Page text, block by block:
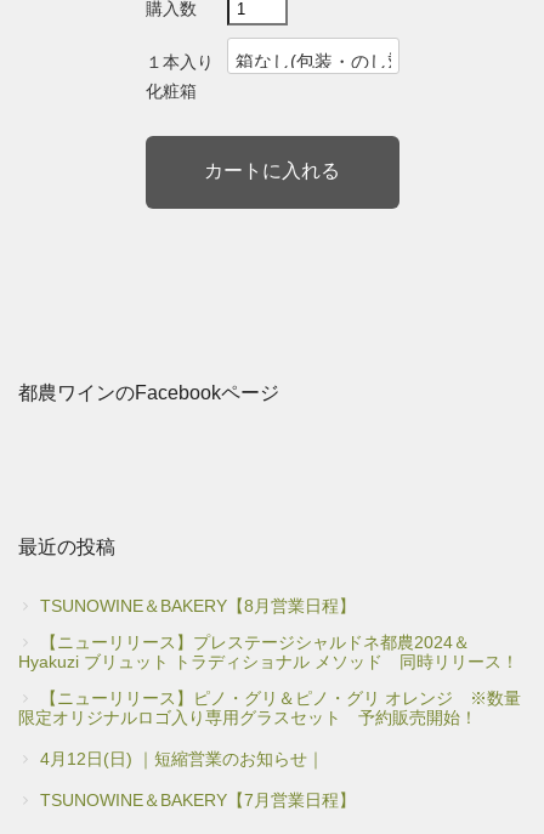
購入数
１本入り
化粧箱
都農ワインのFacebookページ
最近の投稿
TSUNOWINE＆BAKERY【8月営業日程】
【ニューリリース】プレステージシャルドネ都農2024＆
Hyakuzi ブリュット トラディショナル メソッド 同時リリース！
【ニューリリース】ピノ・グリ＆ピノ・グリ オレンジ ※数量
限定オリジナルロゴ入り専用グラスセット 予約販売開始！
4月12日(日) ｜短縮営業のお知らせ｜
TSUNOWINE＆BAKERY【7月営業日程】